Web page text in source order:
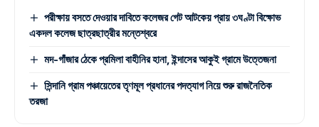
পরীক্ষায় বসতে দেওয়ার দাবিতে কলেজর গেট আটকেয় প্রায় ৩ঘণ্টা বিক্ষোভ
একদল কলেজ ছাত্রছাত্রীর মন্তেশ্বরে
মদ-গাঁজার ঠেকে প্রমিলা বাহীনির হানা, ইন্দাসের আকুই গ্রামে উত্তেজনা
সিন্দানি গ্রাম পঞ্চায়েতের তৃণমূল প্রধানের পদত্যাগ নিয়ে শুরু রাজনৈতিক
তরজা